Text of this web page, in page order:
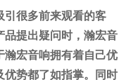
引很多前来观看的客
品提出疑问时，瀚宏音
瀚宏音响拥有着自己优
优势都了如指掌。同时